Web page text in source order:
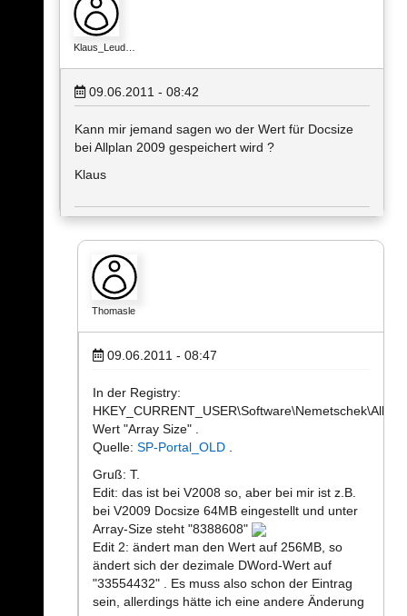
Klaus_Leud…
09.06.2011 - 08:42
Kann mir jemand sagen wo der Wert für Docsize
bei Allplan 2009 gespeichert wird ?
Klaus
Thomasle
09.06.2011 - 08:47
In der Registry:
Wert "Array Size" .
Quelle: SP-Portal_OLD
Gruß: T.
Edit: das ist bei V2008 so, aber bei mir ist z.B.
bei V2009 Docsize 64MB eingestellt und unter
Array-Size steht "8388608"
Edit 2: ändert man den Wert auf 256MB, so
ändert sich der dezimale DWord-Wert auf
"33554432" . Es muss also schon der Eintrag
sein, allerdings hätte ich eine andere Änderung